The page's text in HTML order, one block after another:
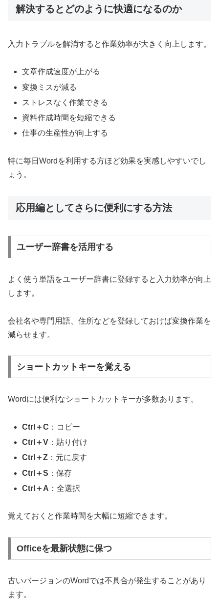
解決するとどのように快適になるのか
入力トラブルを解消すると作業効率が大きく向上します。
文章作成速度が上がる
変換ミスが減る
ストレスなく作業できる
資料作成時間を短縮できる
仕事の生産性が向上する
特に毎日Wordを利用する方ほど効果を実感しやすいでし
ょう。
応用編としてさらに便利にする方法
ユーザー辞書を活用する
よく使う単語をユーザー辞書に登録すると入力効率が向上
します。
会社名や専門用語、住所などを登録しておけば変換作業を
減らせます。
ショートカットキーを覚える
Wordには便利なショートカットキーが多数あります。
Ctrl＋C ：コピー
Ctrl＋V ：貼り付け
Ctrl＋Z ：元に戻す
Ctrl＋S ：保存
Ctrl＋A ：全選択
覚えておくと作業時間を大幅に短縮できます。
Officeを最新状態に保つ
古いバージョンのWordでは不具合が発生することがあり
ます。